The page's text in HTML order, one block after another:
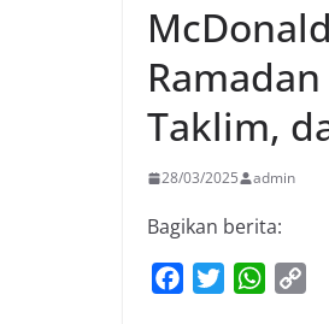
Taklim,
28/03/2025 admin
Bagikan berita:
W